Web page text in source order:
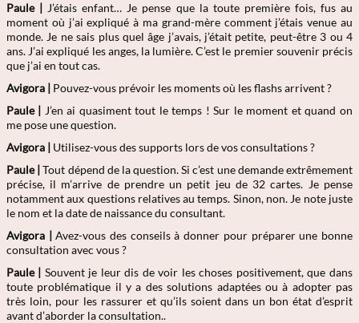
Paule | J’étais enfant… Je pense que la toute première fois, fus au
moment où j’ai expliqué à ma grand-mère comment j’étais venue au
monde. Je ne sais plus quel âge j’avais, j’était petite, peut-être 3 ou 4
ans. J’ai expliqué les anges, la lumière. C’est le premier souvenir précis
que j’ai en tout cas.
Avigora | Pouvez-vous prévoir les moments où les flashs arrivent ?
Paule | J’en ai quasiment tout le temps ! Sur le moment et quand on
me pose une question.
Avigora | Utilisez-vous des supports lors de vos consultations ?
Paule | Tout dépend de la question. Si c’est une demande extrêmement
précise, il m’arrive de prendre un petit jeu de 32 cartes. Je pense
notamment aux questions relatives au temps. Sinon, non. Je note juste
le nom et la date de naissance du consultant.
Avigora | Avez-vous des conseils à donner pour préparer une bonne
consultation avec vous ?
Paule | Souvent je leur dis de voir les choses positivement, que dans
toute problématique il y a des solutions adaptées ou à adopter pas
très loin, pour les rassurer et qu’ils soient dans un bon état d’esprit
avant d’aborder la consultation..